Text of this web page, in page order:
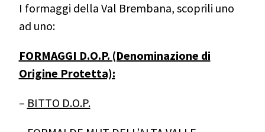
I formaggi della Val Brembana, scoprili uno
ad uno:
FORMAGGI D.O.P. (Denominazione di
Origine Protetta):
– BITTO D.O.P.